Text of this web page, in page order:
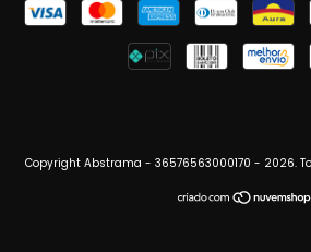
Copyright Abstrama - 36576563000170 - 2026.